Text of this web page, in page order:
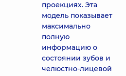
проекциях. Эта
модель показывает
максимально
полную
информацию о
состоянии зубов и
челюстно-лицевой